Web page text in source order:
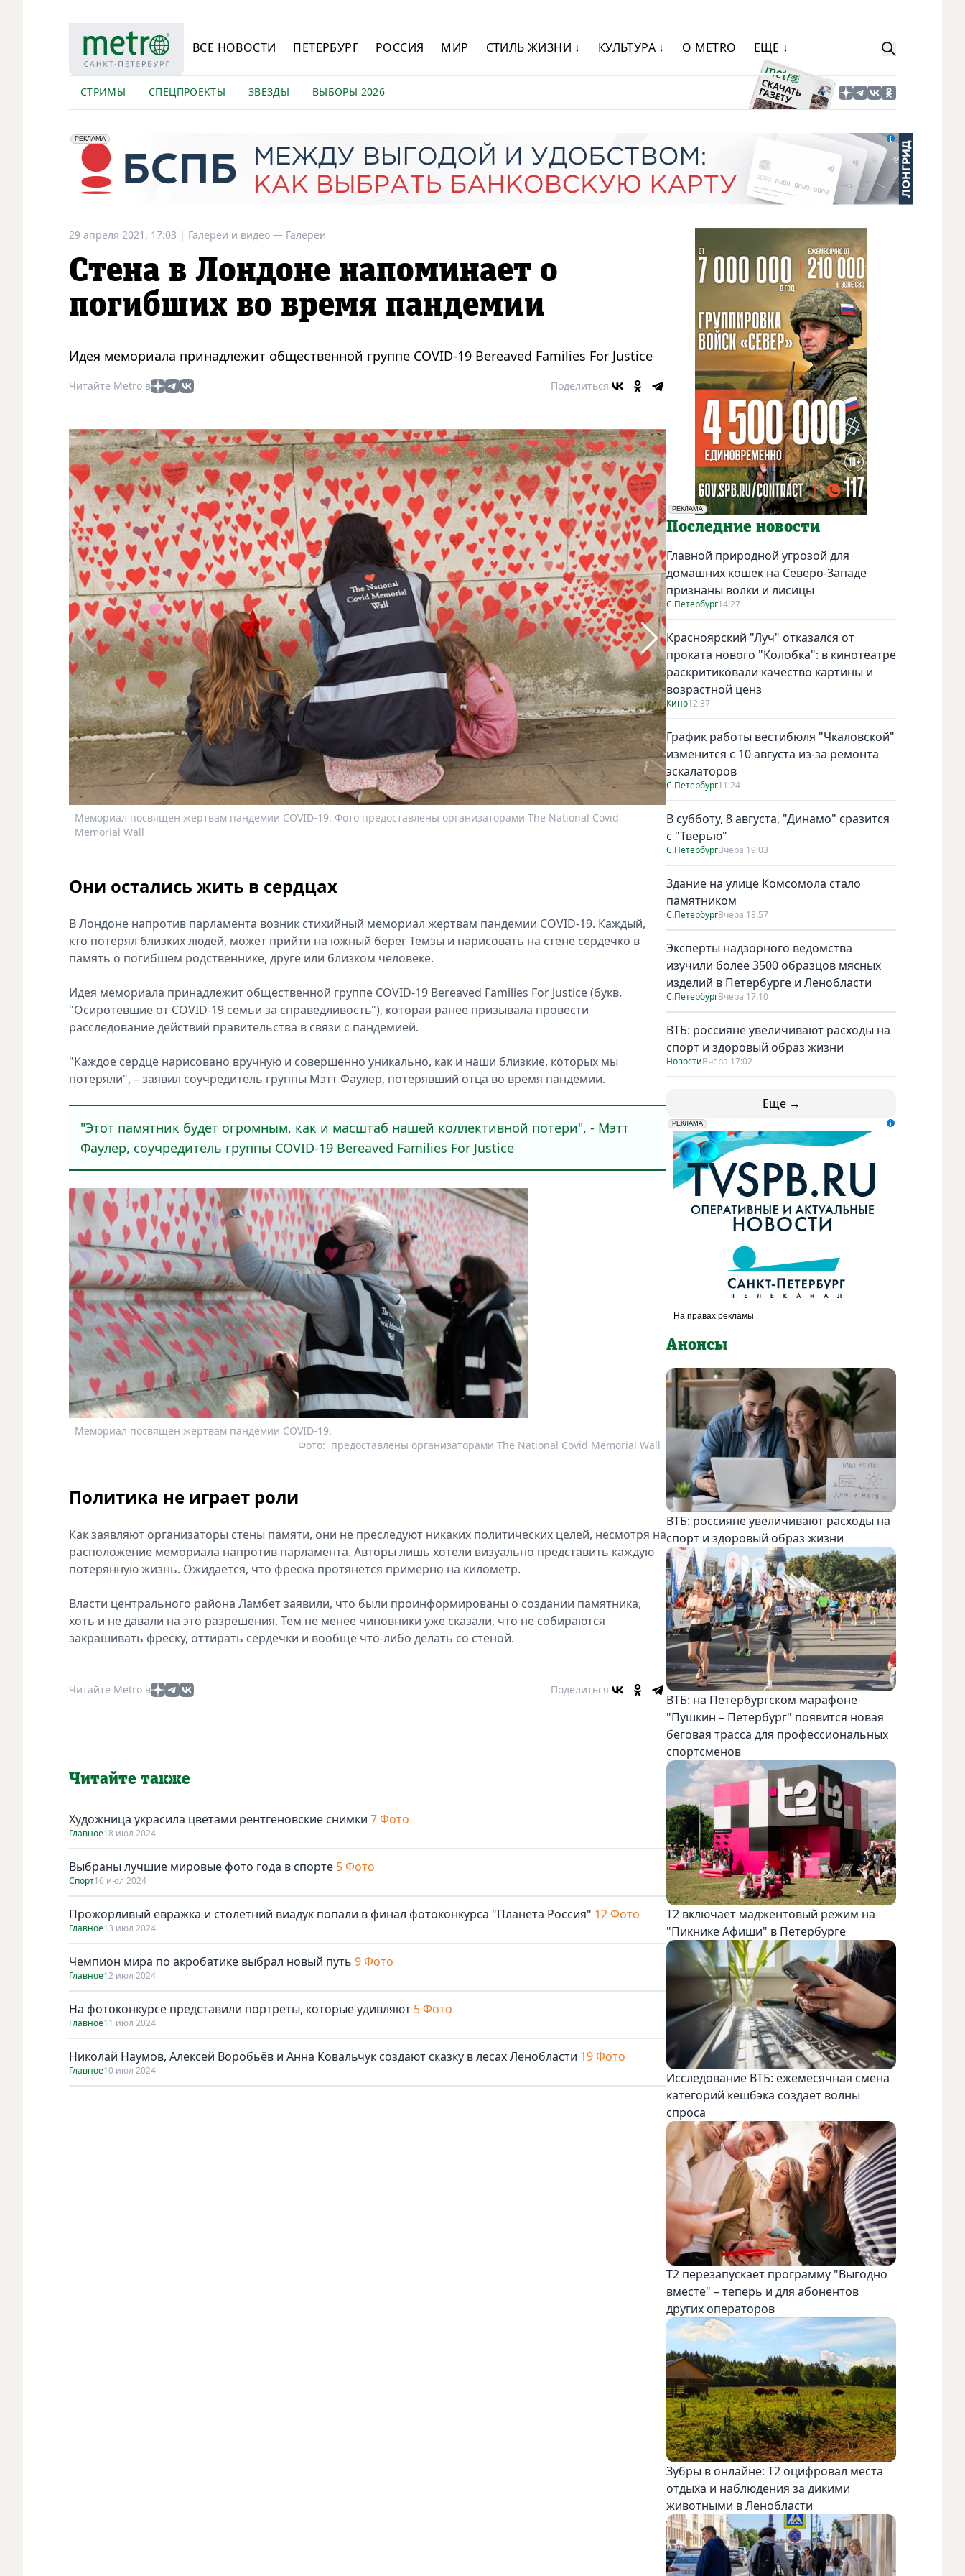
ВСЕ НОВОСТИ ПЕТЕРБУРГ РОССИЯ МИР СТИЛЬ ЖИЗНИ ↓ КУЛЬТУРА ↓ О METRO ЕЩЕ ↓
СТРИМЫ СПЕЦПРОЕКТЫ ЗВЕЗДЫ ВЫБОРЫ 2026
erid: 2VfnxyFybV5
РЕКЛАМА
ПАО "Банк "Санкт-Петербург", ИНН: 7831000027
29 апреля 2021, 17:03 | Галереи и видео — Галереи
Стена в Лондоне напоминает о
погибших во время пандемии
Идея мемориала принадлежит общественной группе COVID-19 Bereaved Families For Justice
Читайте Metro в Поделиться
Мемориал посвящен жертвам пандемии COVID-19. Фото предоставлены организаторами The National Covid
Memorial Wall
Memorial Wall
Они остались жить в сердцах
В Лондоне напротив парламента возник стихийный мемориал жертвам пандемии COVID-19. Каждый,
кто потерял близких людей, может прийти на южный берег Темзы и нарисовать на стене сердечко в
память о погибшем родственнике, друге или близком человеке.
Идея мемориала принадлежит общественной группе COVID-19 Bereaved Families For Justice (букв.
"Осиротевшие от COVID-19 семьи за справедливость"), которая ранее призывала провести
расследование действий правительства в связи с пандемией.
"Каждое сердце нарисовано вручную и совершенно уникально, как и наши близкие, которых мы
потеряли", – заявил соучредитель группы Мэтт Фаулер, потерявший отца во время пандемии.
"Этот памятник будет огромным, как и масштаб нашей коллективной потери", - Мэтт
Фаулер, соучредитель группы COVID-19 Bereaved Families For Justice
Мемориал посвящен жертвам пандемии COVID-19.
предоставлены организаторами The National Covid Memorial Wall
Фото:
Политика не играет роли
Как заявляют организаторы стены памяти, они не преследуют никаких политических целей, несмотря на
расположение мемориала напротив парламента. Авторы лишь хотели визуально представить каждую
потерянную жизнь. Ожидается, что фреска протянется примерно на километр.
Власти центрального района Ламбет заявили, что были проинформированы о создании памятника,
хоть и не давали на это разрешения. Тем не менее чиновники уже сказали, что не собираются
закрашивать фреску, оттирать сердечки и вообще что-либо делать со стеной.
Читайте Metro в Поделиться
Читайте также
Художница украсила цветами рентгеновские снимки 7 Фото
Главное18 июл 2024
Выбраны лучшие мировые фото года в спорте 5 Фото
Спорт16 июл 2024
Прожорливый евражка и столетний виадук попали в финал фотоконкурса "Планета Россия" 12 Фото
Главное13 июл 2024
Чемпион мира по акробатике выбрал новый путь 9 Фото
Главное12 июл 2024
На фотоконкурсе представили портреты, которые удивляют 5 Фото
Главное11 июл 2024
Николай Наумов, Алексей Воробьёв и Анна Ковальчук создают сказку в лесах Ленобласти 19 Фото
Главное10 июл 2024
РЕКЛАМА
Социальная реклама
Последние новости
Главной природной угрозой для
домашних кошек на Северо-Западе
признаны волки и лисицы
С.Петербург14:27
Красноярский "Луч" отказался от
проката нового "Колобка": в кинотеатре
раскритиковали качество картины и
возрастной ценз
Кино12:37
График работы вестибюля "Чкаловской"
изменится с 10 августа из-за ремонта
эскалаторов
С.Петербург11:24
В субботу, 8 августа, "Динамо" сразится
с "Тверью"
С.ПетербургВчера 19:03
Здание на улице Комсомола стало
памятником
С.ПетербургВчера 18:57
Эксперты надзорного ведомства
изучили более 3500 образцов мясных
изделий в Петербурге и Ленобласти
С.ПетербургВчера 17:10
ВТБ: россияне увеличивают расходы на
спорт и здоровый образ жизни
НовостиВчера 17:02
Еще →
erid: LdtCK5udn
РЕКЛАМА
АО "ГАТР", ИНН: 7841320717
Анонсы
ВТБ: россияне увеличивают расходы на
спорт и здоровый образ жизни
ВТБ: на Петербургском марафоне
"Пушкин – Петербург" появится новая
беговая трасса для профессиональных
спортсменов
Т2 включает маджентовый режим на
"Пикнике Афиши" в Петербурге
Исследование ВТБ: ежемесячная смена
категорий кешбэка создает волны
спроса
Т2 перезапускает программу "Выгодно
вместе" – теперь и для абонентов
других операторов
Зубры в онлайне: Т2 оцифровал места
отдыха и наблюдения за дикими
животными в Ленобласти